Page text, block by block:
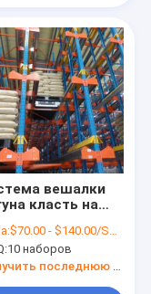
вешалки
класть на
радио
$70.00 - $140.00/Sets
10 наборов